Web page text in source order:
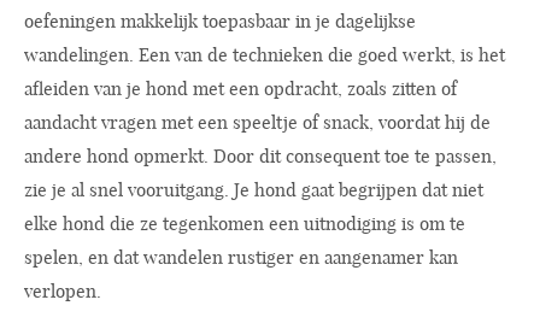
oefeningen makkelijk toepasbaar in je dagelijkse
wandelingen. Een van de technieken die goed werkt, is het
afleiden van je hond met een opdracht, zoals zitten of
aandacht vragen met een speeltje of snack, voordat hij de
andere hond opmerkt. Door dit consequent toe te passen,
zie je al snel vooruitgang. Je hond gaat begrijpen dat niet
elke hond die ze tegenkomen een uitnodiging is om te
spelen, en dat wandelen rustiger en aangenamer kan
verlopen.